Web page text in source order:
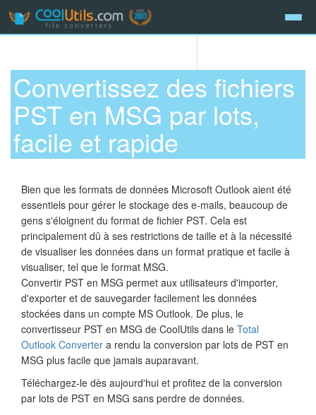
Convertissez des fichiers
PST en MSG par lots,
facile et rapide
Bien que les formats de données Microsoft Outlook aient été
essentiels pour gérer le stockage des e-mails, beaucoup de
gens s'éloignent du format de fichier PST. Cela est
principalement dû à ses restrictions de taille et à la nécessité
de visualiser les données dans un format pratique et facile à
visualiser, tel que le format MSG.
Convertir PST en MSG permet aux utilisateurs d'importer,
d'exporter et de sauvegarder facilement les données
stockées dans un compte MS Outlook. De plus, le
convertisseur PST en MSG de CoolUtils dans le Total
Outlook Converter a rendu la conversion par lots de PST en
MSG plus facile que jamais auparavant.
Téléchargez-le dès aujourd'hui et profitez de la conversion
par lots de PST en MSG sans perdre de données.